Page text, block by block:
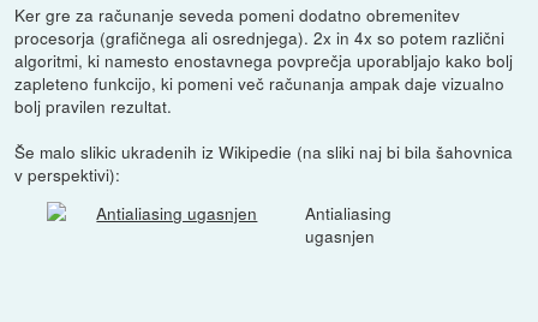
Ker gre za računanje seveda pomeni dodatno obremenitev
procesorja (grafičnega ali osrednjega). 2x in 4x so potem različni
algoritmi, ki namesto enostavnega povprečja uporabljajo kako bolj
zapleteno funkcijo, ki pomeni več računanja ampak daje vizualno
bolj pravilen rezultat.
Še malo slikic ukradenih iz Wikipedie (na sliki naj bi bila šahovnica
v perspektivi):
Antialiasing
ugasnjen